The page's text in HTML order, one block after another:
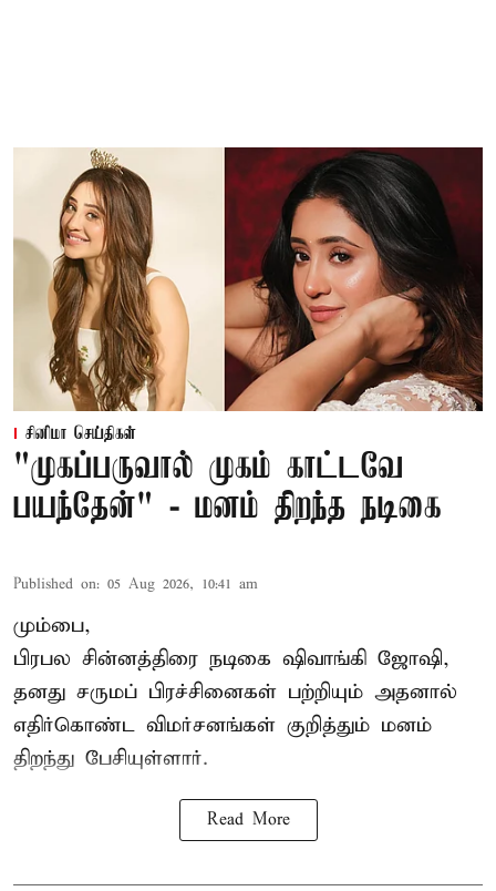
சினிமா செய்திகள்
"முகப்பருவால் முகம் காட்டவே
பயந்தேன்" - மனம் திறந்த நடிகை
Published on: 05 Aug 2026, 10:41 am
மும்பை,
பிரபல சின்னத்திரை நடிகை ஷிவாங்கி ஜோஷி,
தனது சருமப் பிரச்சினைகள் பற்றியும் அதனால்
எதிர்கொண்ட விமர்சனங்கள் குறித்தும் மனம்
திறந்து பேசியுள்ளார்.
Read More